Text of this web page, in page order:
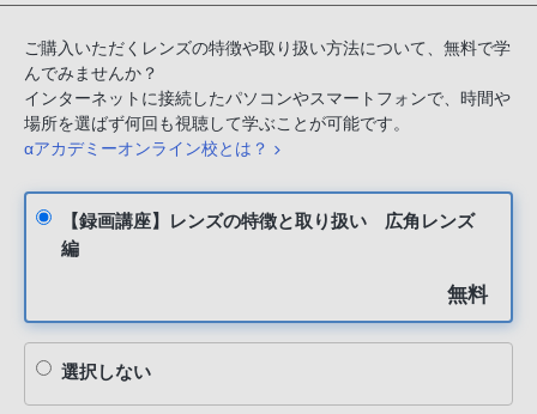
ご購入いただくレンズの特徴や取り扱い方法について、無料で学
んでみませんか？
インターネットに接続したパソコンやスマートフォンで、時間や
場所を選ばず何回も視聴して学ぶことが可能です。
αアカデミーオンライン校とは？
【録画講座】レンズの特徴と取り扱い 広角レンズ
編
無料
選択しない